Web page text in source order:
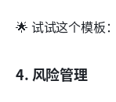
🌟 试试这个模板：
4. 风险管理